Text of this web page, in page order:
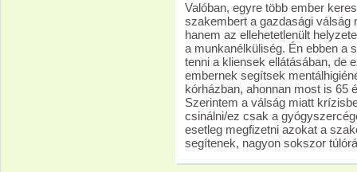
Valóban, egyre több ember
szakembert a gazdasági válság
hanem az ellehetetlenült
a munkanélküliség. Én ebben a
tenni a kliensek ellátásában, de
embernek segítsek
kórházban, ahonnan most is 65
Szerintem a válság miatt
csinálni/ez csak a
esetleg megfizetni azokat a
segítenek, nagyon sokszor